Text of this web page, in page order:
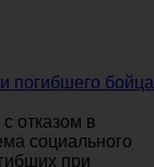
погибшего бойца
отказом в
социального
при